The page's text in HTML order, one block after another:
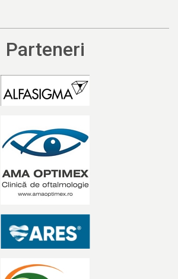
Parteneri